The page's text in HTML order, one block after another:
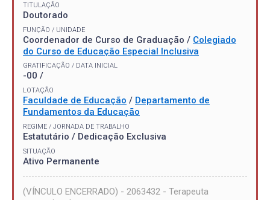
TITULAÇÃO
Doutorado
FUNÇÃO / UNIDADE
Coordenador de Curso de Graduação / Colegiado
do Curso de Educação Especial Inclusiva
GRATIFICAÇÃO / DATA INICIAL
-00 /
LOTAÇÃO
Faculdade de Educação / Departamento de
Fundamentos da Educação
REGIME / JORNADA DE TRABALHO
Estatutário / Dedicação Exclusiva
SITUAÇÃO
Ativo Permanente
(VÍNCULO ENCERRADO) - 2063432 - Terapeuta